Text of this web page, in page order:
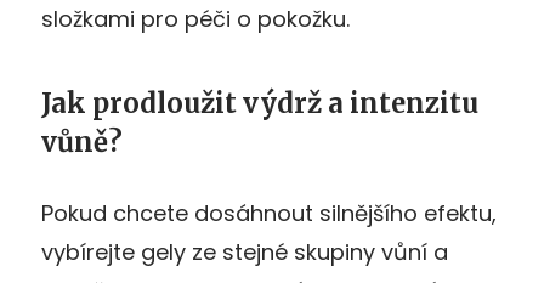
složkami pro péči o pokožku.
Jak prodloužit výdrž a intenzitu
vůně?
Pokud chcete dosáhnout silnějšího efektu,
vybírejte gely ze stejné skupiny vůní a